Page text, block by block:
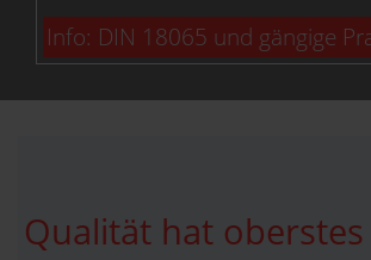
Info: DIN 18065 und gängige
Qualität hat